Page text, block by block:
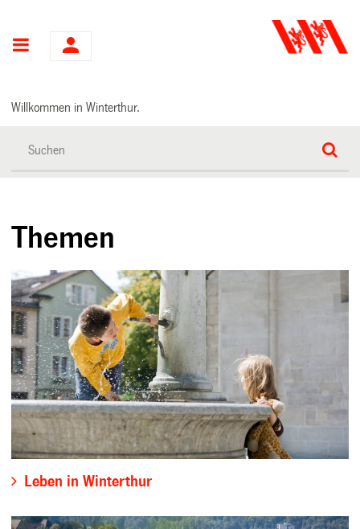
Hauptnavigation
Willkommen in Winterthur.
Themen
Leben in Winterthur